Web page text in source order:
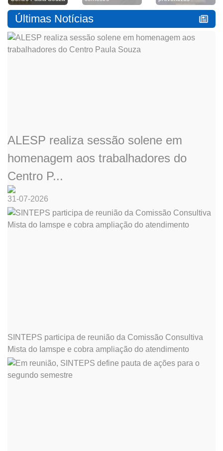
Últimas Notícias
ALESP realiza sessão solene em
homenagem aos trabalhadores do
Centro P...
31-07-2026
SINTEPS participa de reunião da Comissão Consultiva
Mista do Iamspe e cobra ampliação do atendimento